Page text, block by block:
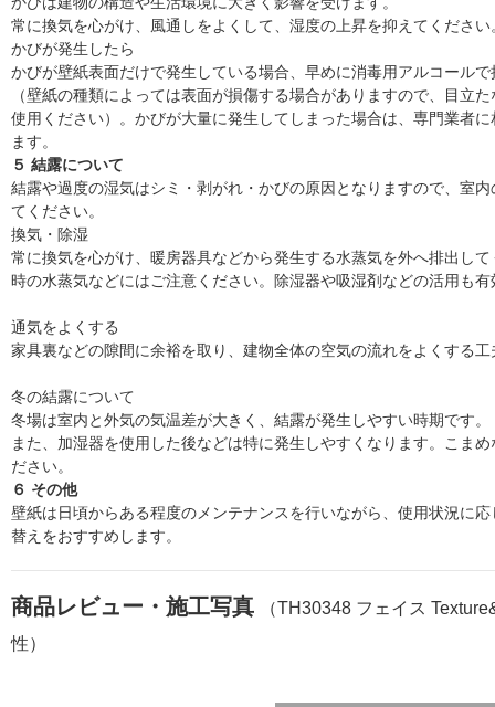
常に換気を心がけ、風通しをよくして、湿度の上昇を抑えてください
かびが発生したら
かびが壁紙表面だけで発生している場合、早めに消毒用アルコール
（壁紙の種類によっては表面が損傷する場合がありますので、目立
使用ください）。かびが大量に発生してしまった場合は、専門業者
ます。
５ 結露について
結露や過度の湿気はシミ・剥がれ・かびの原因となりますので、室
てください。
換気・除湿
常に換気を心がけ、暖房器具などから発生する水蒸気を外へ排出し
時の水蒸気などにはご注意ください。除湿器や吸湿剤などの活用も有
通気をよくする
家具裏などの隙間に余裕を取り、建物全体の空気の流れをよくする
冬の結露について
冬場は室内と外気の気温差が大きく、結露が発生しやすい時期です。
また、加湿器を使用した後などは特に発生しやすくなります。こま
ださい。
６ その他
壁紙は日頃からある程度のメンテナンスを行いながら、使用状況に
替えをおすすめします。
商品レビュー・施工写真
（TH30348 フェイス
性）